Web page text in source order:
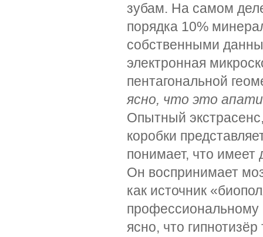
зубам. На самом
порядка 10%
собственными
электронная
пентагональной
ясно, что это
Опытный
коробки
понимает, что имеет
Он воспринимает
как источник
профессиональному
ясно, что